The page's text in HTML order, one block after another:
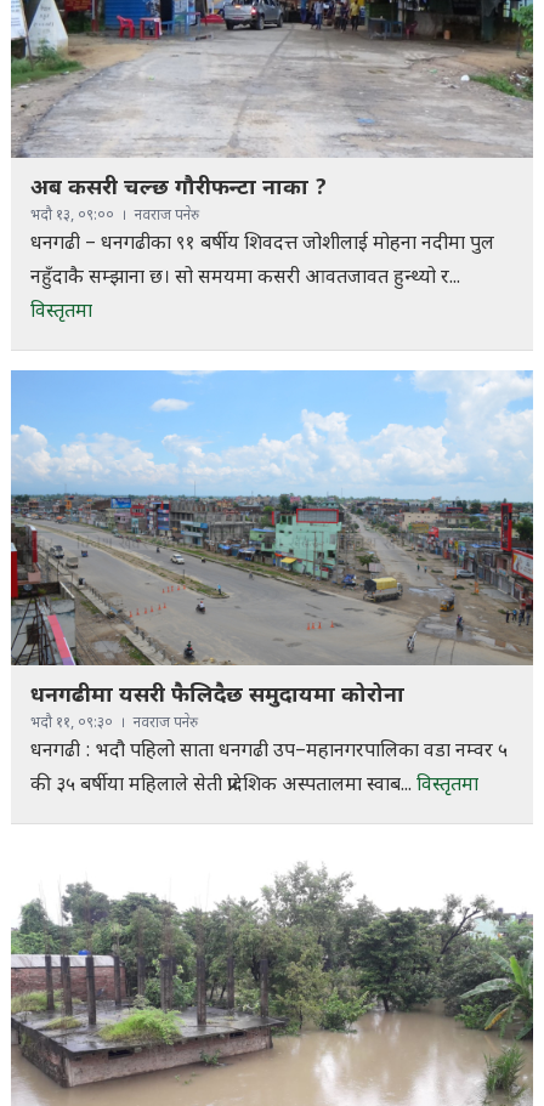
अब कसरी चल्छ गौरीफन्टा नाका ?
भदौ १३, ०९:०० नवराज पनेरु
धनगढी – धनगढीका ९१ बर्षीय शिवदत्त जोशीलाई मोहना नदीमा पुल
नहुँदाकै सम्झाना छ। सो समयमा कसरी आवतजावत हुन्थ्यो र...
विस्तृतमा
धनगढीमा यसरी फैलिदैछ समुदायमा कोरोना
भदौ ११, ०९:३० नवराज पनेरु
धनगढी : भदौ पहिलो साता धनगढी उप–महानगरपालिका वडा नम्वर ५
की ३५ बर्षीया महिलाले सेती प्रादेशिक अस्पतालमा स्वाब... विस्तृतमा